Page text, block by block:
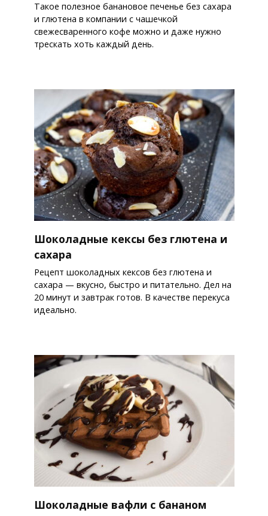
Такое полезное банановое печенье без сахара
и глютена в компании с чашечкой
свежесваренного кофе можно и даже нужно
трескать хоть каждый день.
Шоколадные кексы без глютена и
сахара
Рецепт шоколадных кексов без глютена и
сахара — вкусно, быстро и питательно. Дел на
20 минут и завтрак готов. В качестве перекуса
идеально.
Шоколадные вафли с бананом